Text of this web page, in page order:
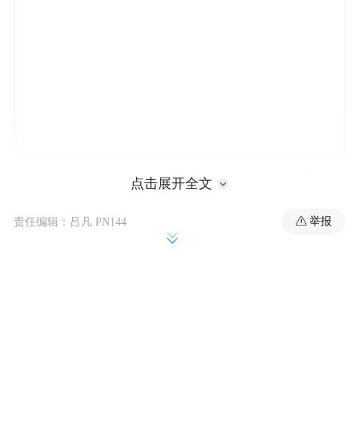
民众党指出，民众党团将正式在院会对赖清
点击展开全文
责任编辑：吕凡 PN144 举报